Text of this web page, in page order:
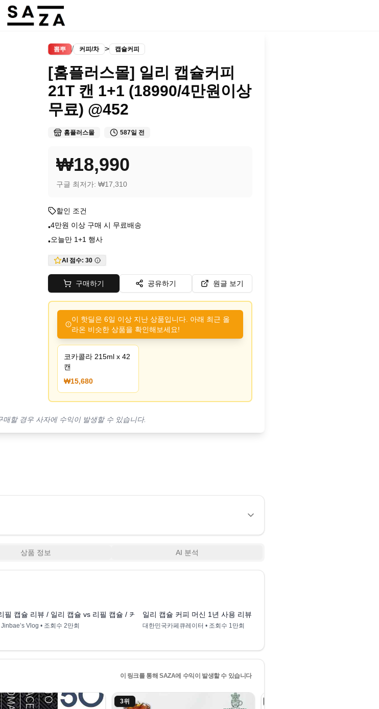
뽐뿌 / 커피/차 > 캡슐커피
[홈플러스몰] 일리 캡슐커피
21T 캔 1+1 (18990/4만원이상
무료) @452
홈플러스몰 587일 전
₩18,990
구글 최저가: ₩17,310
할인 조건
•4만원 이상 구매 시 무료배송
•오늘만 1+1 행사
AI 점수: 30
구매하기 공유하기 원글 보기
이 핫딜은 6일 이상 지난 상품입니다. 아래 최근 올
라온 비슷한 상품을 확인해보세요!
코카콜라 215ml x 42
캔
₩15,680
매할 경우 사자에 수익이 발생할 수 있습니다.
상품 정보 AI 분석
아라비카 콜롬비아, 모노아라비카 브라질) 음료와 캡슐 궁합은⁉️
필 캡슐 리뷰 / 일리 캡슐 vs 리필 캡슐 / 커피맛의 승자는??
Vlog • 조회수 2만회
일리 캡슐 커피 머신 1년 사용 리뷰! 일리머신 구매 하긴 전 꼭 알아야 하는
대한민국카페큐레이터 • 조회수 1만회
이 링크를 통해 SAZA에 수익이 발생할 수 있습니다
3위